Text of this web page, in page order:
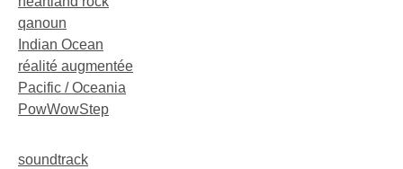
qanoun
Indian Ocean
réalité augmentée
Pacific / Oceania
PowWowStep
soundtrack